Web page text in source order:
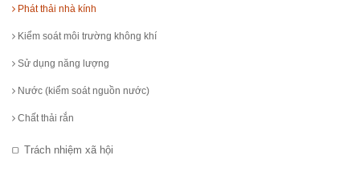
Phát thải nhà kính
Kiểm soát môi trường không khí
Sử dụng năng lượng
Nước (kiểm soát nguồn nước)
Chất thải rắn
Trách nhiệm xã hội